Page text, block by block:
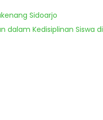
Sidoarjo
dalam Kedisiplinan Siswa di